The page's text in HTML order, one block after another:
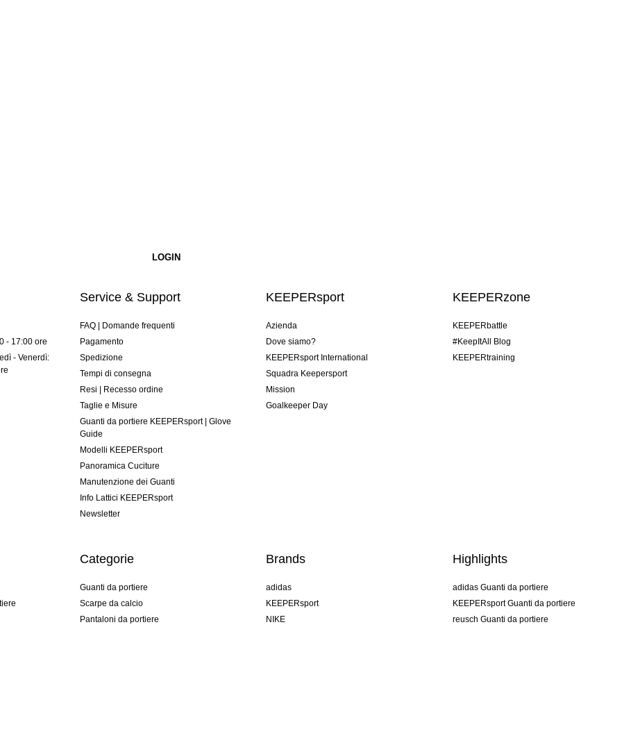
- 17:00 ore
- Venerdì:
Service & Support
FAQ | Domande frequenti
Pagamento
Spedizione
Tempi di consegna
Resi | Recesso ordine
Taglie e Misure
Guanti da portiere KEEPERsport | Glove
Guide
Modelli KEEPERsport
Panoramica Cuciture
Manutenzione dei Guanti
Info Lattici KEEPERsport
Newsletter
KEEPERsport
Azienda
Dove siamo?
KEEPERsport International
Squadra Keepersport
Mission
Goalkeeper Day
KEEPERzone
KEEPERbattle
#KeepItAll Blog
KEEPERtraining
Categorie
Guanti da portiere
Scarpe da calcio
Pantaloni da portiere
Brands
adidas
KEEPERsport
NIKE
Highlights
adidas Guanti da portiere
KEEPERsport Guanti da portiere
reusch Guanti da portiere